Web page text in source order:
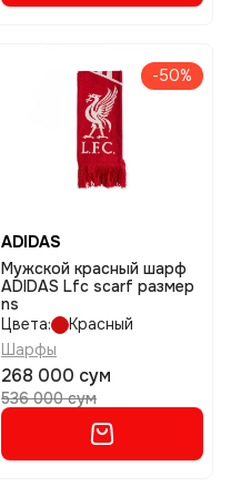
-50%
ADIDAS
Мужской красный шарф
ADIDAS Lfc scarf размер
ns
Цвета:
Красный
Шарфы
268 000 сум
536 000 сум